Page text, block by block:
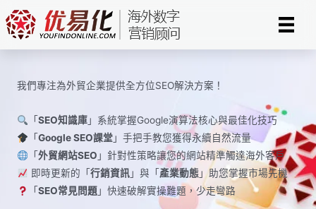
Skip
to
content
我們專注為外貿企業提供全方位SEO解決方案！
「 SEO知識庫」系統掌握Google演算法核心與最佳化技巧
「 Google SEO課堂」手把手教您獲得永續自然流量
「 外貿網站SEO 」針對性策略讓您的網站精準觸達海外客戶
即時更新的「 行銷資訊」與「 產業動態」助您掌握市場先機
「 SEO常見問題」快速破解實操難題，少走彎路